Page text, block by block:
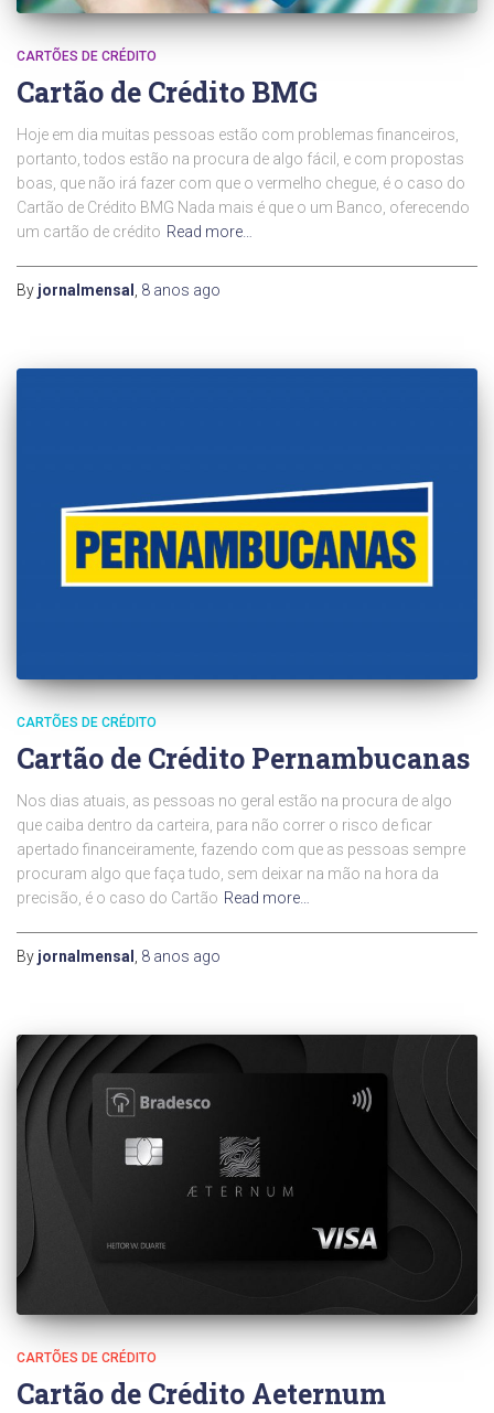
CARTÕES DE CRÉDITO
Cartão de Crédito BMG
Hoje em dia muitas pessoas estão com problemas financeiros,
portanto, todos estão na procura de algo fácil, e com propostas
boas, que não irá fazer com que o vermelho chegue, é o caso do
Cartão de Crédito BMG Nada mais é que o um Banco, oferecendo
um cartão de crédito Read more…
By jornalmensal 8 anos ago
CARTÕES DE CRÉDITO
Cartão de Crédito Pernambucanas
Nos dias atuais, as pessoas no geral estão na procura de algo
que caiba dentro da carteira, para não correr o risco de ficar
apertado financeiramente, fazendo com que as pessoas sempre
procuram algo que faça tudo, sem deixar na mão na hora da
precisão, é o caso do Cartão Read more…
By jornalmensal 8 anos ago
CARTÕES DE CRÉDITO
Cartão de Crédito Aeternum